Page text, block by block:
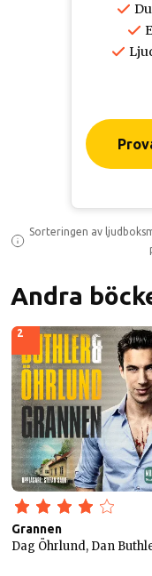
Sorteringen av
Andra
2
Grannen
Dag Öhrlund, Dan